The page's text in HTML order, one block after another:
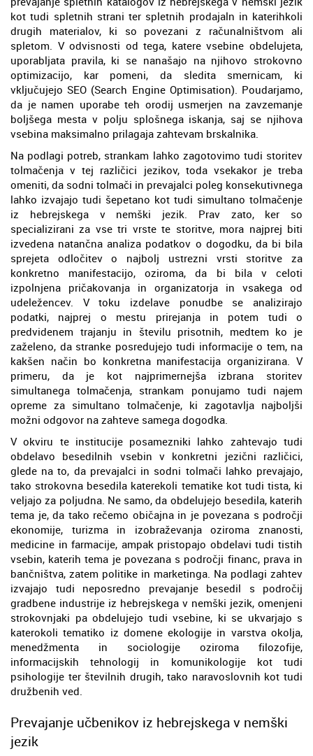
kot tudi spletnih strani ter spletnih prodajaln in katerihkoli
drugih materialov, ki so povezani z računalništvom ali
spletom. V odvisnosti od tega, katere vsebine obdelujeta,
uporabljata pravila, ki se nanašajo na njihovo strokovno
optimizacijo, kar pomeni, da sledita smernicam, ki
vključujejo SEO (Search Engine Optimisation). Poudarjamo,
da je namen uporabe teh orodij usmerjen na zavzemanje
boljšega mesta v polju splošnega iskanja, saj se njihova
vsebina maksimalno prilagaja zahtevam brskalnika.
Na podlagi potreb, strankam lahko zagotovimo tudi storitev
tolmačenja v tej različici jezikov, toda vsekakor je treba
omeniti, da sodni tolmači in prevajalci poleg konsekutivnega
lahko izvajajo tudi šepetano kot tudi simultano tolmačenje
iz hebrejskega v nemški jezik. Prav zato, ker so
specializirani za vse tri vrste te storitve, mora najprej biti
izvedena natančna analiza podatkov o dogodku, da bi bila
sprejeta odločitev o najbolj ustrezni vrsti storitve za
konkretno manifestacijo, oziroma, da bi bila v celoti
izpolnjena pričakovanja in organizatorja in vsakega od
udeležencev. V toku izdelave ponudbe se analizirajo
podatki, najprej o mestu prirejanja in potem tudi o
predvidenem trajanju in številu prisotnih, medtem ko je
zaželeno, da stranke posredujejo tudi informacije o tem, na
kakšen način bo konkretna manifestacija organizirana. V
primeru, da je kot najprimernejša izbrana storitev
simultanega tolmačenja, strankam ponujamo tudi najem
opreme za simultano tolmačenje, ki zagotavlja najboljši
možni odgovor na zahteve samega dogodka.
V okviru te institucije posamezniki lahko zahtevajo tudi
obdelavo besedilnih vsebin v konkretni jezični različici,
glede na to, da prevajalci in sodni tolmači lahko prevajajo,
tako strokovna besedila katerekoli tematike kot tudi tista, ki
veljajo za poljudna. Ne samo, da obdelujejo besedila, katerih
tema je, da tako rečemo običajna in je povezana s področji
ekonomije, turizma in izobraževanja oziroma znanosti,
medicine in farmacije, ampak pristopajo obdelavi tudi tistih
vsebin, katerih tema je povezana s področji financ, prava in
bančništva, zatem politike in marketinga. Na podlagi zahtev
izvajajo tudi neposredno prevajanje besedil s področij
gradbene industrije iz hebrejskega v nemški jezik, omenjeni
strokovnjaki pa obdelujejo tudi vsebine, ki se ukvarjajo s
katerokoli tematiko iz domene ekologije in varstva okolja,
menedžmenta in sociologije oziroma filozofije,
informacijskih tehnologij in komunikologije kot tudi
psihologije ter številnih drugih, tako naravoslovnih kot tudi
družbenih ved.
Prevajanje učbenikov iz hebrejskega v nemški
jezik